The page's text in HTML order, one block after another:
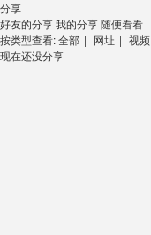
分享
好友的分享我的分享随便看看
按类型查看:全部 | 网址 | 视频
现在还没分享